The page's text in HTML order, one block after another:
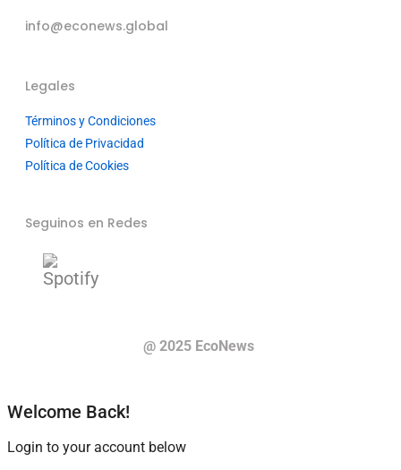
info@econews.global
Legales
Términos y Condiciones
Política de Privacidad
Política de Cookies
Seguinos en Redes
@ 2025 EcoNews
Welcome Back!
Login to your account below